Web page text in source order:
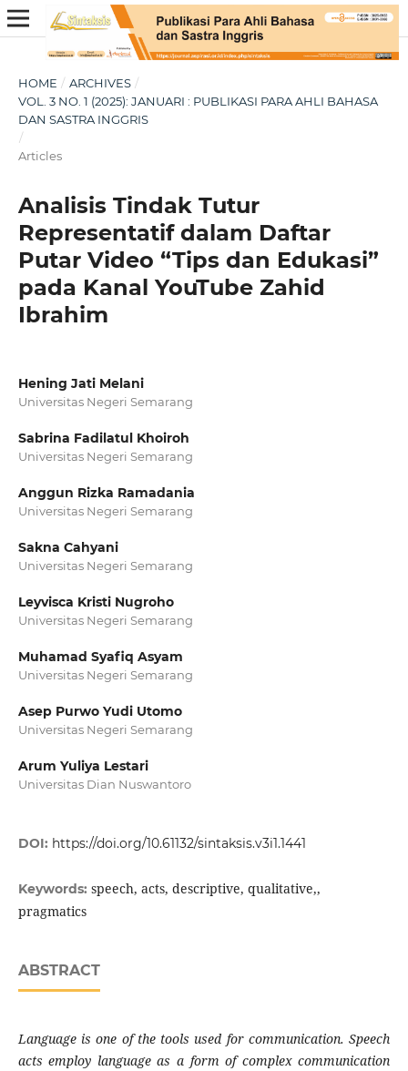
HOME / ARCHIVES /
VOL. 3 NO. 1 (2025): JANUARI : PUBLIKASI PARA AHLI BAHASA
DAN SASTRA INGGRIS
/
Articles
Analisis Tindak Tutur
Representatif dalam Daftar
Putar Video “Tips dan Edukasi”
pada Kanal YouTube Zahid
Ibrahim
Hening Jati Melani
Universitas Negeri Semarang
Sabrina Fadilatul Khoiroh
Universitas Negeri Semarang
Anggun Rizka Ramadania
Universitas Negeri Semarang
Sakna Cahyani
Universitas Negeri Semarang
Leyvisca Kristi Nugroho
Universitas Negeri Semarang
Muhamad Syafiq Asyam
Universitas Negeri Semarang
Asep Purwo Yudi Utomo
Universitas Negeri Semarang
Arum Yuliya Lestari
Universitas Dian Nuswantoro
DOI: https://doi.org/10.61132/sintaksis.v3i1.1441
Keywords: speech, acts, descriptive, qualitative,,
pragmatics
ABSTRACT
Language is one of the tools used for communication. Speech
acts employ language as a form of complex communication